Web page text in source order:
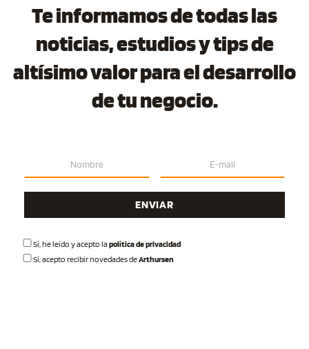
Te informamos de todas las
noticias, estudios y tips de
altísimo valor para el desarrollo
de tu negocio.
Sí, he leído y acepto lapolítica de privacidad
Sí, acepto recibir novedades deArthursen